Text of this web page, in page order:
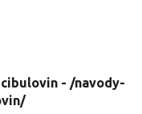
- /navody-